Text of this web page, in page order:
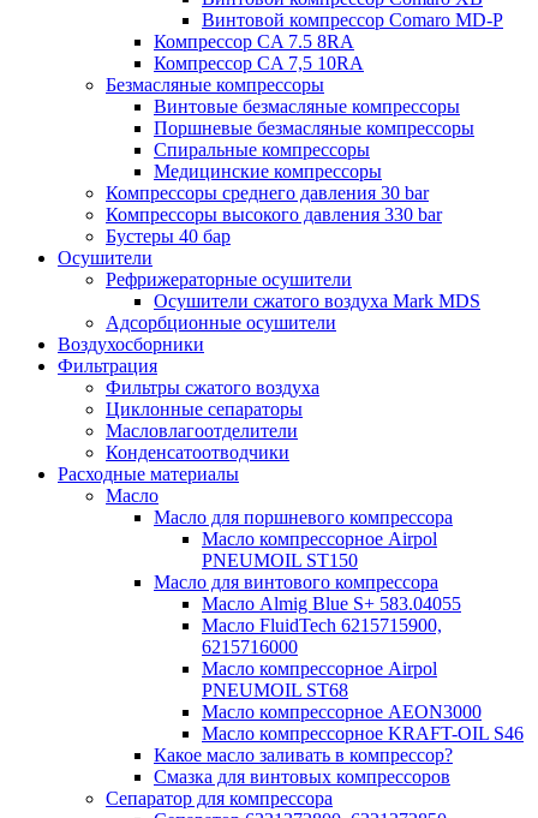
Винтовой компрессор Comaro MD-P
Компрессор CA 7.5 8RA
Компрессор CA 7,5 10RA
Безмасляные компрессоры
Винтовые безмасляные компрессоры
Поршневые безмасляные компрессоры
Спиральные компрессоры
Медицинские компрессоры
Компрессоры среднего давления 30 bar
Компрессоры высокого давления 330 bar
Бустеры 40 бар
Осушители
Рефрижераторные осушители
Осушители сжатого воздуха Mark MDS
Адсорбционные осушители
Воздухосборники
Фильтрация
Фильтры сжатого воздуха
Циклонные сепараторы
Масловлагоотделители
Конденсатоотводчики
Расходные материалы
Масло
Масло для поршневого компрессора
Масло компрессорное Airpol
PNEUMOIL ST150
Масло для винтового компрессора
Масло Almig Blue S+ 583.04055
Масло FluidTech 6215715900,
6215716000
Масло компрессорное Airpol
PNEUMOIL ST68
Масло компрессорное AEON3000
Масло компрессорное KRAFT-OIL S46
Какое масло заливать в компрессор?
Смазка для винтовых компрессоров
Сепаратор для компрессора